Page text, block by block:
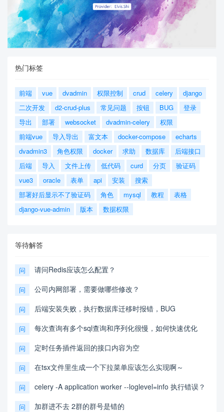
热门标签
前端 vue dvadmin 权限控制 crud celery
django
二次开发
d2-crud-plus 常见问题 按钮 BUG
登录
导出
部署 websocket dvadmin-celery
权限
前端vue
导入导出 富文本 docker-compose
echarts
dvadmin3
角色权限 docker 求助 数据库
后端接口
后端
导入 文件上传 低代码 curd 分页
验证码
vue3
oracle 表单 api 安装
搜索
部署好后显示不了验证码
角色 mysql 教程
表格
django-vue-admin
版本 数据权限
等待解答
问 请问Redis应该怎么配置？
问 公司内网部署，需要做哪些修改？
问 后端安装失败，执行数据库迁移时报错，BUG
问 每次查询有多个sql查询和序列化很慢，如何快速优化
问 定时任务插件返回的接口内容为空
问 在tsx文件里生成一个下拉菜单应该怎么实现啊～
问 celery -A application worker --loglevel=info 执行错误？
问 加群进不去 2群的群号是错的